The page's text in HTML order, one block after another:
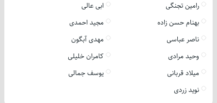
رامین تجنگی
ابی عالی
بهنام حسن زاده
مجید احمدی
ناصر عباسی
مهدی آبگون
وحید مرادی
کامران خلیلی
میلاد قربانی
یوسف جمالی
نوید زردی